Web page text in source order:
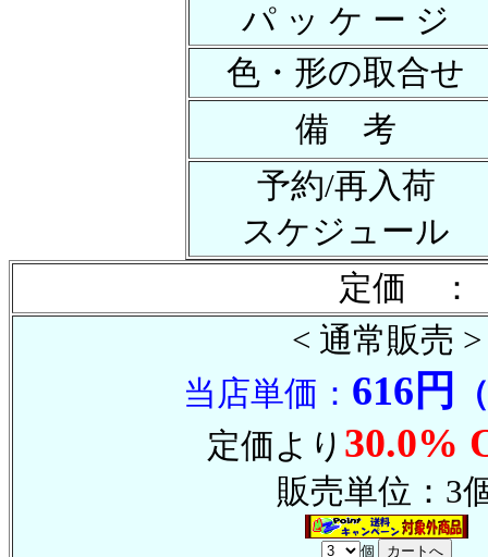
パ ッ ケ ー ジ
色・形の取合せ
備 考
予約/再入荷
スケジュール
定価 ：
< 通常販売 >
当店単価： 616円
定価より 30.0%
販売単位：3
個